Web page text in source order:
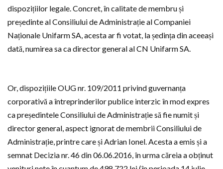
dispozițiilor legale. Concret, în calitate de membru și
președinte al Consiliului de Administrație al Companiei
Naționale Unifarm SA, acesta ar fi votat, la ședința din aceeași
dată, numirea sa ca director general al CN Unifarm SA.
Or, dispozițiile OUG nr. 109/2011 privind guvernanța
corporativă a întreprinderilor publice interzic în mod expres
ca președintele Consiliului de Administrație să fie numit și
director general, aspect ignorat de membrii Consiliului de
Administrație, printre care și Adrian Ionel. Acesta a emis și a
semnat Decizia nr. 46 din 06.06.2016, în urma căreia a obținut